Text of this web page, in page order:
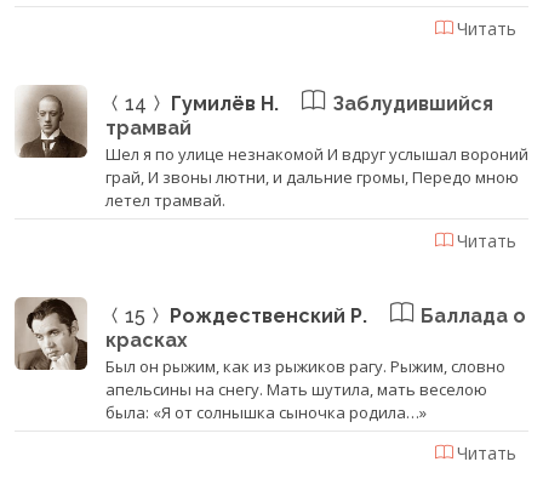
Читать
14 Гумилёв Н.
Заблудившийся
трамвай
Шел я по улице незнакомой И вдруг услышал вороний
грай, И звоны лютни, и дальние громы, Передо мною
летел трамвай.
Читать
15 Рождественский Р.
Баллада о
красках
Был он рыжим, как из рыжиков рагу. Рыжим, словно
апельсины на снегу. Мать шутила, мать веселою
была: «Я от солнышка сыночка родила…»
Читать